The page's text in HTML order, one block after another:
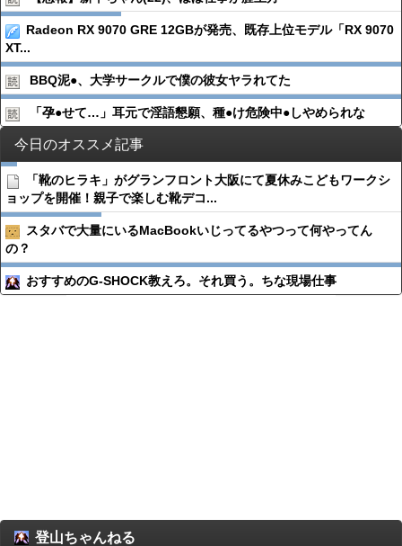
Radeon RX 9070 GRE 12GBが発売、既存上位モデル「RX 9070
XT...
BBQ泥●︎、大学サークルで僕の彼女ヤラれてた
「孕●︎せて…」耳元で淫語懇願、種●︎け危険中●︎しやめられな
今日のオススメ記事
「靴のヒラキ」がグランフロント大阪にて夏休みこどもワークシ
ョップを開催！親子で楽しむ靴デコ...
スタバで大量にいるMacBookいじってるやつって何やってん
の？
おすすめのG-SHOCK教えろ。それ買う。ちな現場仕事
登山ちゃんねる